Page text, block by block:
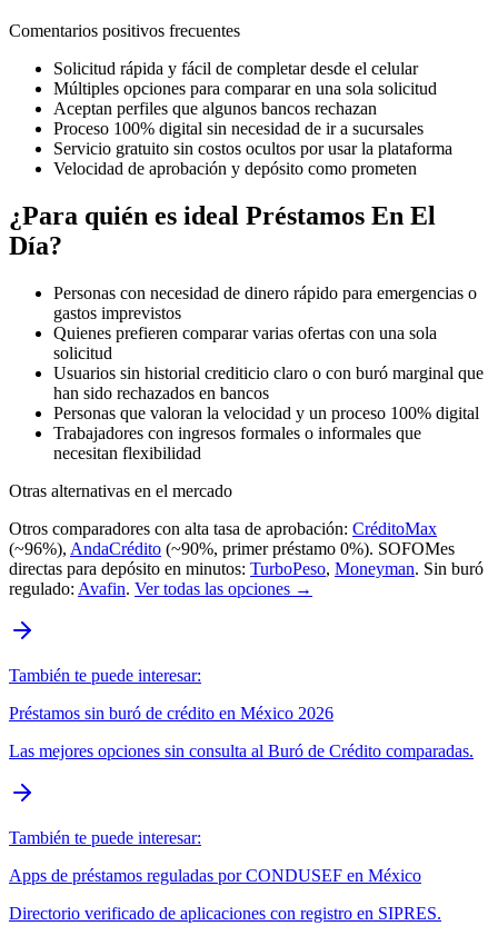
Comentarios positivos frecuentes
Solicitud rápida y fácil de completar desde el celular
Múltiples opciones para comparar en una sola solicitud
Aceptan perfiles que algunos bancos rechazan
Proceso 100% digital sin necesidad de ir a sucursales
Servicio gratuito sin costos ocultos por usar la plataforma
Velocidad de aprobación y depósito como prometen
¿Para quién es ideal Préstamos En El
Día?
Personas con necesidad de dinero rápido para emergencias o
gastos imprevistos
Quienes prefieren comparar varias ofertas con una sola
solicitud
Usuarios sin historial crediticio claro o con buró marginal que
han sido rechazados en bancos
Personas que valoran la velocidad y un proceso 100% digital
Trabajadores con ingresos formales o informales que
necesitan flexibilidad
Otras alternativas en el mercado
Otros comparadores con alta tasa de aprobación: CréditoMax
(~96%), AndaCrédito (~90%, primer préstamo 0%). SOFOMes
directas para depósito en minutos: TurboPeso, Moneyman. Sin buró
regulado: Avafin. Ver todas las opciones →
También te puede interesar:
Préstamos sin buró de crédito en México 2026
Las mejores opciones sin consulta al Buró de Crédito comparadas.
También te puede interesar:
Apps de préstamos reguladas por CONDUSEF en México
Directorio verificado de aplicaciones con registro en SIPRES.